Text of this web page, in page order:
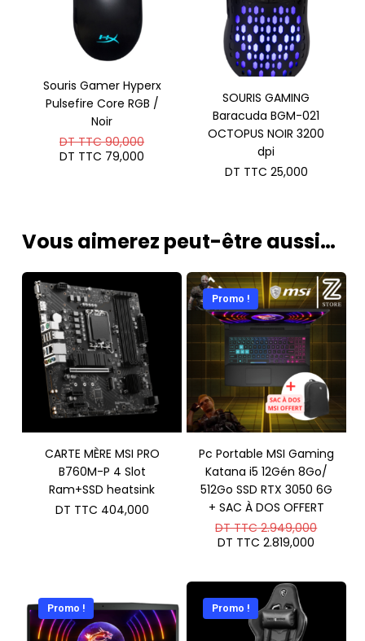
Souris Gamer Hyperx
Pulsefire Core RGB /
Noir
DT TTC90,000Le
DT TTC 79,000
SOURIS GAMING
Baracuda BGM-021
OCTOPUS NOIR 3200
dpi
DT TTC 25,000
Vous aimerez peut-être aussi…
CARTE MÈRE MSI PRO
B760M-P 4 Slot
Ram+SSD heatsink
DT TTC 404,000
Promo !
Pc Portable MSI Gaming
Katana i5 12Gén 8Go/
512Go SSD RTX 3050 6G
+ SAC À DOS OFFERT
DT TTC2.949,000Le
DT
TTC
DT TTC 2.819,000
est :
Promo ! Promo !